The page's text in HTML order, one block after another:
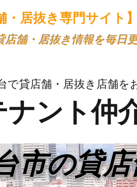
・居抜き専門サイト
店舗・居抜き情報を毎日
で貸店舗・居抜き店舗を
ナント仲
市の貸